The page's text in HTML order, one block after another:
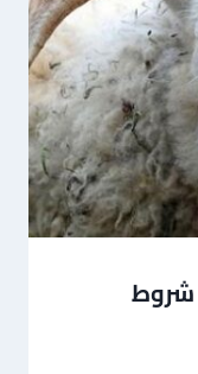
شروط